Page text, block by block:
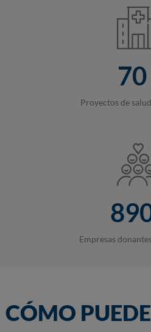
70
Proyectos de
Empresas
CÓMO